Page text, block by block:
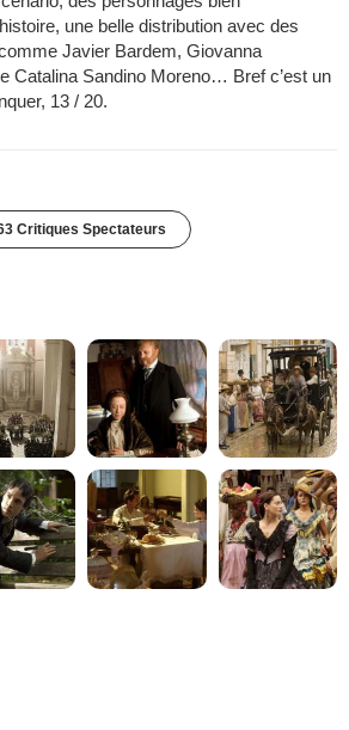
une belle distribution avec des
Javier Bardem, Giovanna
Catalina Sandino Moreno… Bref c’est un
13 / 20.
Critiques Spectateurs